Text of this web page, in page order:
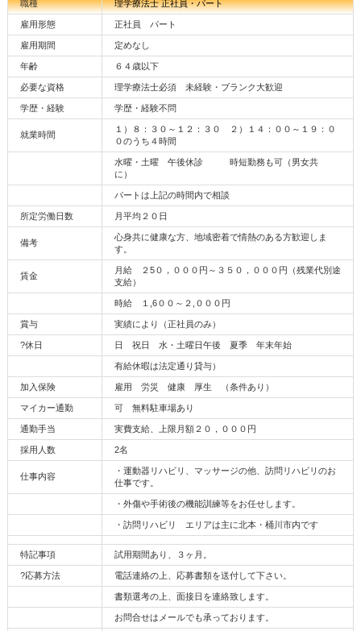
職種 理学療法士 正社員・パート
雇用形態 正社員 パート
雇用期間 定めなし
年齢 ６４歳以下
必要な資格 理学療法士必須 未経験・ブランク大歓迎
学歴・経験 学歴・経験不問
就業時間
１）８：３０～１２：３０ ２）１４：００～１９：０
０のうち４時間
水曜・土曜 午後休診 時短勤務も可（男女共
に）
パートは上記の時間内で相談
所定労働日数 月平均２０日
備考
心身共に健康な方、地域密着で情熱のある方歓迎しま
す。
賃金
月給 ２5０，０００円～３５０，０００円（残業代別途
支給）
時給 １,6００～２,０００円
賞与 実績により（正社員のみ）
?休日 日 祝日 水・土曜日午後 夏季 年末年始
有給休暇は法定通り貸与）
加入保険 雇用 労災 健康 厚生 （条件あり）
マイカー通勤 可 無料駐車場あり
通勤手当 実費支給、上限月額２０，０００円
採用人数 2名
仕事内容
・運動器リハビリ、マッサージの他、訪問リハビリのお
仕事です。
・外傷や手術後の機能訓練等をお任せします。
・訪問リハビリ エリアは主に北本・桶川市内です
特記事項 試用期間あり、３ヶ月。
?応募方法 電話連絡の上、応募書類を送付して下さい。
書類選考の上、面接日を連絡致します。
お問合せはメールでも承っております。